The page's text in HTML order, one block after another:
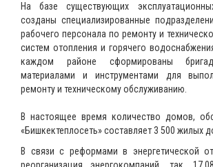
На базе существующих
созданы специализированные
рабочего персонала по ремонту и
систем отопления и горячего
каждом районе сформированы
материалами и инструментами для
ремонту и техническому обслуживанию.
В настоящее время количество домов,
«Бишкектеплосеть» составляет 3 500 жилых
В связи с реформами в энергетической